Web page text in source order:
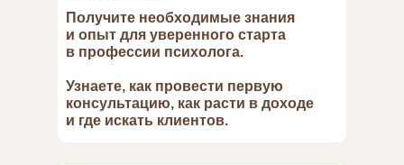
Получите необходимые знания
и опыт для уверенного старта
в профессии психолога.
Узнаете, как провести первую
консультацию, как расти в доходе
и где искать клиентов.